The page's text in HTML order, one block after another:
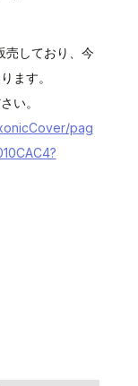
売しており、今
ます。
い。
pag